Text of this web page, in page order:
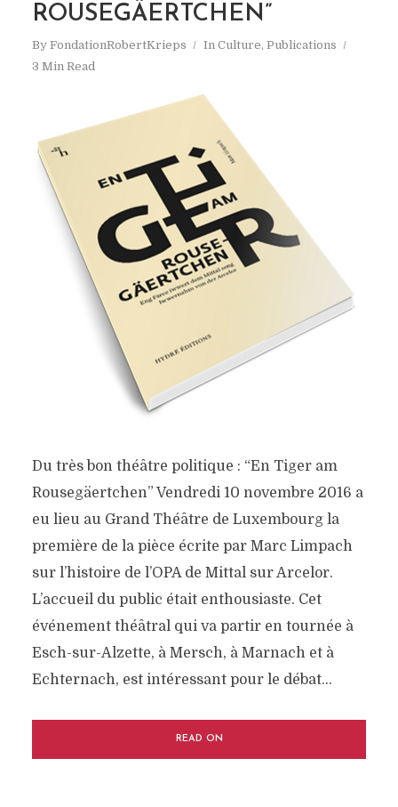
ROUSEGÄERTCHEN”
By FondationRobertKrieps In Culture, Publications
3 Min Read
Du très bon théâtre politique : “En Tiger am
Rousegäertchen” Vendredi 10 novembre 2016 a
eu lieu au Grand Théâtre de Luxembourg la
première de la pièce écrite par Marc Limpach
sur l’histoire de l’OPA de Mittal sur Arcelor.
L’accueil du public était enthousiaste. Cet
événement théâtral qui va partir en tournée à
Esch-sur-Alzette, à Mersch, à Marnach et à
Echternach, est intéressant pour le débat...
READ ON